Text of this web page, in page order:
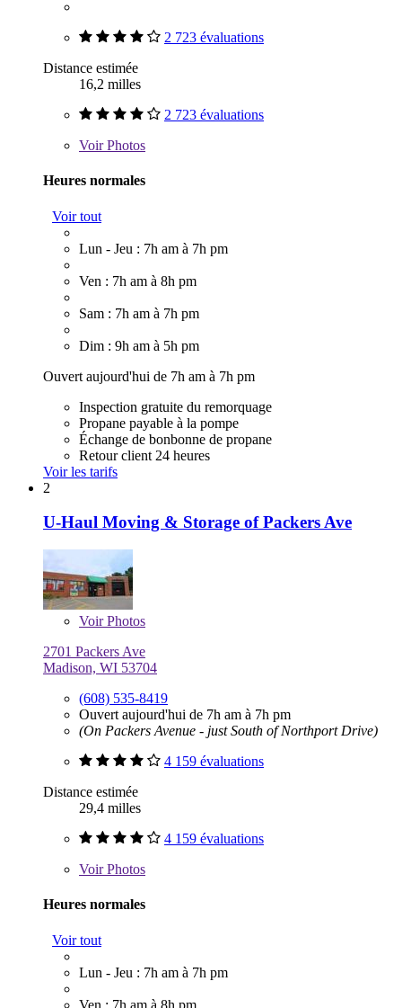
2 723 évaluations
Distance estimée
16,2 milles
2 723 évaluations
VoirPhotos
Heures normales
Voir tout
Lun - Jeu : 7h am à 7h pm
Ven : 7h am à 8h pm
Sam : 7h am à 7h pm
Dim : 9h am à 5h pm
Ouvert aujourd'hui de 7h am à 7h pm
Inspection gratuite du remorquage
Propane payable à la pompe
Échange de bonbonne de propane
Retour client 24 heures
Voir les tarifs
2
U-Haul Moving & Storage of Packers Ave
VoirPhotos
2701 Packers Ave
Madison, WI 53704
(608) 535-8419
Ouvert aujourd'hui de 7h am à 7h pm
(On Packers Avenue - just South of Northport Drive)
4 159 évaluations
Distance estimée
29,4 milles
4 159 évaluations
VoirPhotos
Heures normales
Voir tout
Lun - Jeu : 7h am à 7h pm
Ven : 7h am à 8h pm